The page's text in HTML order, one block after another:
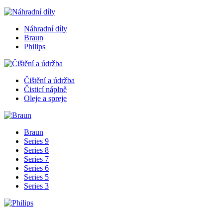
Náhradní díly
Braun
Philips
Čištění a údržba
Čisticí náplně
Oleje a spreje
Braun
Series 9
Series 8
Series 7
Series 6
Series 5
Series 3